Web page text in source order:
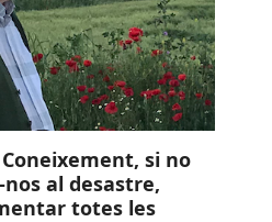
si no
al desastre,
totes les